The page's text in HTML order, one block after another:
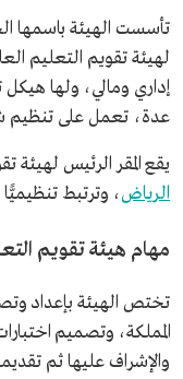
لهيئة تقويم التعليم
إداري ومالي، ولها
عدة، تعمل على تنظيم
يقع المقر الرئيس لهيئة
الرياض، وترتبط
مهام هيئة تقويم
تختص الهيئة بإعداد
المملكة، وتصميم
والإشراف عليها ثم